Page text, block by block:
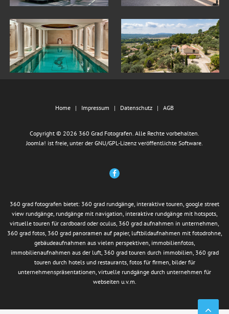
Home Impressum Datenschutz AGB
Copyright © 2026 360 Grad Fotografen. Alle Rechte vorbehalten.
Joomla! ist freie, unter der GNU/GPL-Lizenz veröffentlichte Software.
360 grad fotografen bietet: 360 grad rundgänge, interaktive touren, google street
view rundgänge, rundgänge mit navigation, interaktive rundgänge mit hotspots,
virtuelle touren für cardboard oder oculus, 360 grad aufnahmen in unternehmen,
360 grad fotos, 360 grad panoramen auf papier, luftbildaufnahmen mit fotodrohne,
gebäudeaufnahmen aus vielen perspektiven, immobilienfotos,
immobilienaufnahmen aus der luft, 360 grad touren durch immobilien, 360 grad
touren durch hotels und restaurants, fotos für firmen, bilder für
unternehmenspräsentationen, virtuelle rundgänge durch unternehmen für
webseiten u.v.m.